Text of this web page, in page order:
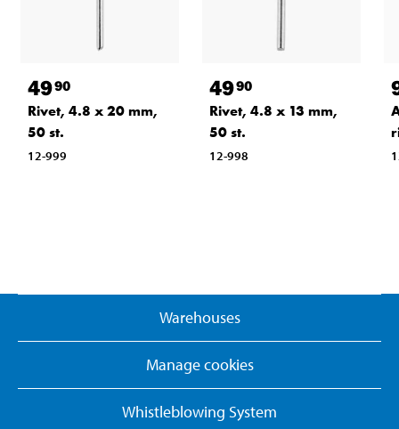
4990
Rivet, 4.8 x 20 mm,
50 st.
12-999
4990
Rivet, 4.8 x 13 mm,
50 st.
12-998
Warehouses
Manage cookies
Whistleblowing System